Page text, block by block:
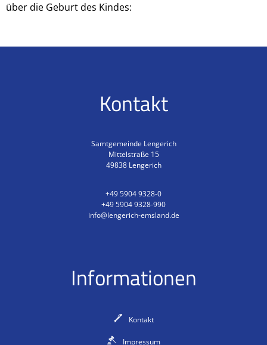
über die Geburt des Kindes:
Kontakt
Samtgemeinde Lengerich
Mittelstraße 15
49838 Lengerich
+49 5904 9328-0
+49 5904 9328-990
info@lengerich-emsland.de
Informationen
Kontakt
Impressum